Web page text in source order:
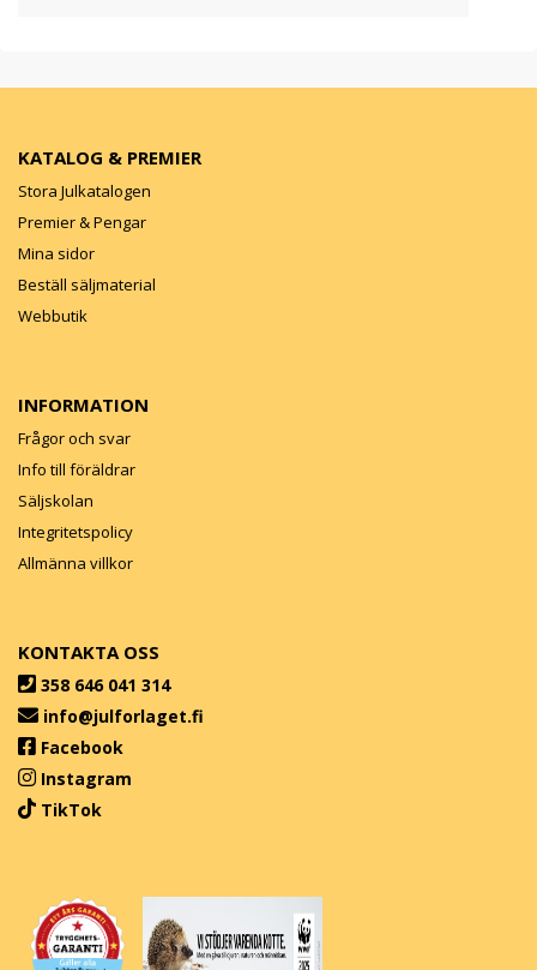
KATALOG & PREMIER
Stora Julkatalogen
Premier & Pengar
Mina sidor
Beställ säljmaterial
Webbutik
INFORMATION
Frågor och svar
Info till föräldrar
Säljskolan
Integritetspolicy
Allmänna villkor
KONTAKTA OSS
358 646 041 314
info@julforlaget.fi
Facebook
Instagram
TikTok